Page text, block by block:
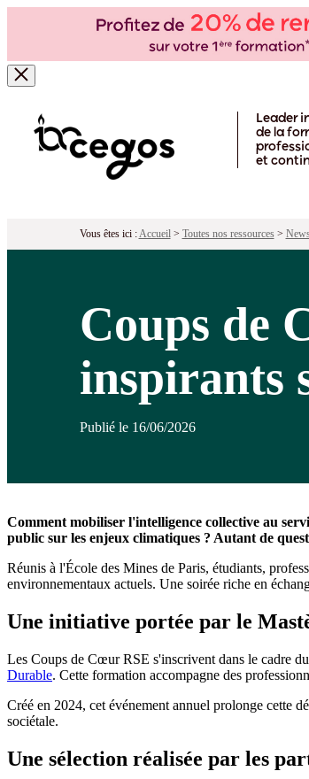
Leader
de la
et
Vous êtes ici :Accueil> Toutes nos ressources>
Coups de
inspirants
Publié le 16/06/2026
Comment mobiliser l'intelligence collective au
public sur les enjeux climatiques ? Autant de
Réunis à l'École des Mines de Paris, étudiants,
environnementaux actuels. Une soirée riche en
Une initiative portée par le
Les Coups de Cœur RSE s'inscrivent dans le cadre
Durable. Cette formation accompagne des
Créé en 2024, cet événement annuel prolonge cette
sociétale.
Une sélection réalisée par les